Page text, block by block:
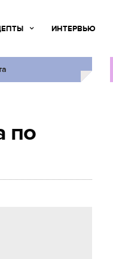
ИНТЕРВЬЮ
по